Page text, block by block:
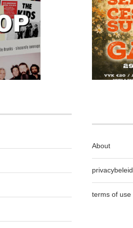
About
privacybeleid
terms of use